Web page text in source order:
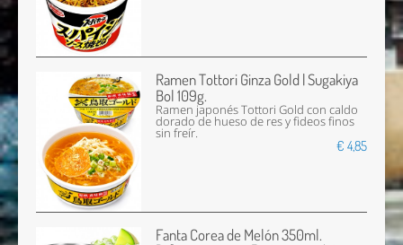
Ramen Tottori Ginza Gold | Sugakiya
Bol 109g.
Ramen japonés Tottori Gold con caldo
dorado de hueso de res y fideos finos
sin freír.
€ 4,85
Fanta Corea de Melón 350ml.